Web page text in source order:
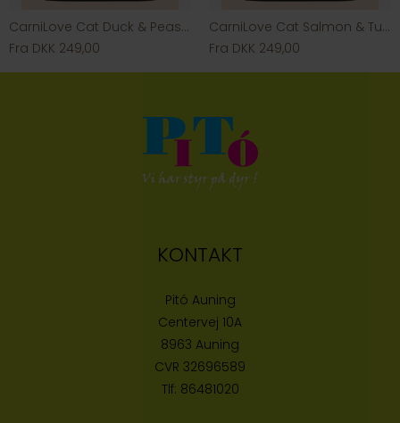
CarniLove Cat Duck & Peasant
Fra DKK 249,00
CarniLove Cat Salmon & Turkey
Fra DKK 249,00
KONTAKT
Pitó Auning
Centervej 10A
8963 Auning
CVR 32696589
Tlf: 86481020